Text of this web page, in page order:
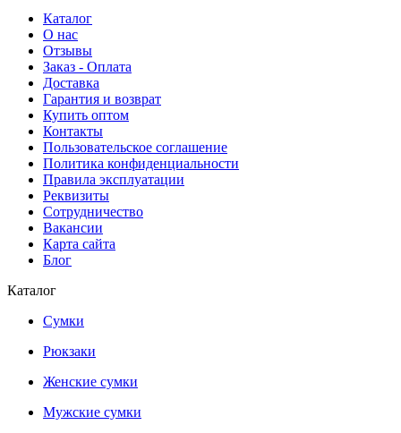
Каталог
О нас
Отзывы
Заказ - Оплата
Доставка
Гарантия и возврат
Купить оптом
Контакты
Пользовательское соглашение
Политика конфиденциальности
Правила эксплуатации
Реквизиты
Сотрудничество
Вакансии
Карта сайта
Блог
Каталог
Сумки
Рюкзаки
Женские сумки
Мужские сумки